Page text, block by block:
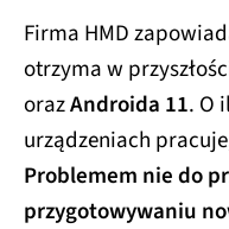
Firma HMD
otrzyma w
orazAndroida 11. O
urządzeniach
Problemem nie do
przygotowywaniu